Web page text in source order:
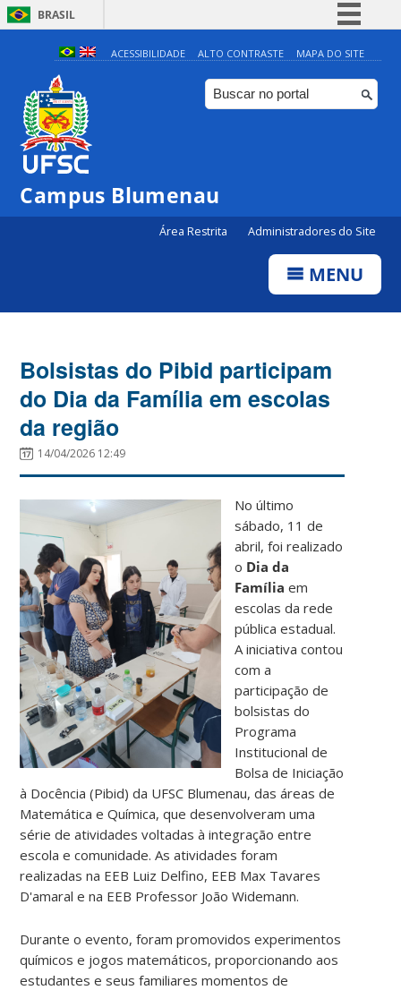
BRASIL
Simplifique!
Comunica BR
Participe
ACESSIBILIDADE ALTO CONTRASTE MAPA DO SITE
Campus Blumenau
Área Restrita Administradores do Site
MENU
Bolsistas do Pibid participam
do Dia da Família em escolas
da região
14/04/2026 12:49
No último
sábado, 11 de
abril, foi realizado
o Dia da
Família em
escolas da rede
pública estadual.
A iniciativa contou
com a
participação de
bolsistas do
Programa
Institucional de
Bolsa de Iniciação
à Docência (Pibid) da UFSC Blumenau, das áreas de
Matemática e Química, que desenvolveram uma
série de atividades voltadas à integração entre
escola e comunidade. As atividades foram
realizadas na EEB Luiz Delfino, EEB Max Tavares
D'amaral e na EEB Professor João Widemann.
Durante o evento, foram promovidos experimentos
químicos e jogos matemáticos, proporcionando aos
estudantes e seus familiares momentos de